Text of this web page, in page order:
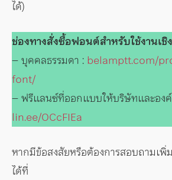
ได้)
ช่องทางสั่งซื้อฟอนต์สำหรับใช้งานเ
– บุคคลธรรมดา : belamptt.com/
font/
– ฟรีแลนซ์ที่ออกแบบให้บริษัทและอง
lin.ee/OCcFIEa
หากมีข้อสงสัยหรือต้องการสอบถามเพิ่
ได้ที่